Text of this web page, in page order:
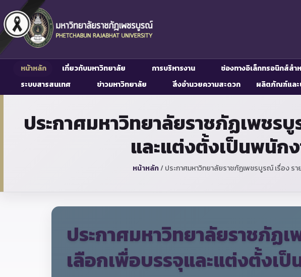
หน้าหลัก เกี่ยวกับมหาวิทยาลัย การบริหารงาน ช่องทางอิเล็กทรอนิกส์ส
ระบบสารสนเทศ
ข่าวมหาวิทยาลัย สิ่งอำนวยความสะดวก ผลิตภัณฑ์และ
ประกาศมหาวิทยาลัยราชภัฏเพชร
และแต่งตั้งเป็นพนัก
หน้าหลัก/ประกาศมหาวิทยาลัยราชภัฏเพชรบูรณ์ เรื่อง
ประกาศมหาวิทยาลัยราชภัฏ
เลือกเพื่อบรรจุและแต่งตั้ง